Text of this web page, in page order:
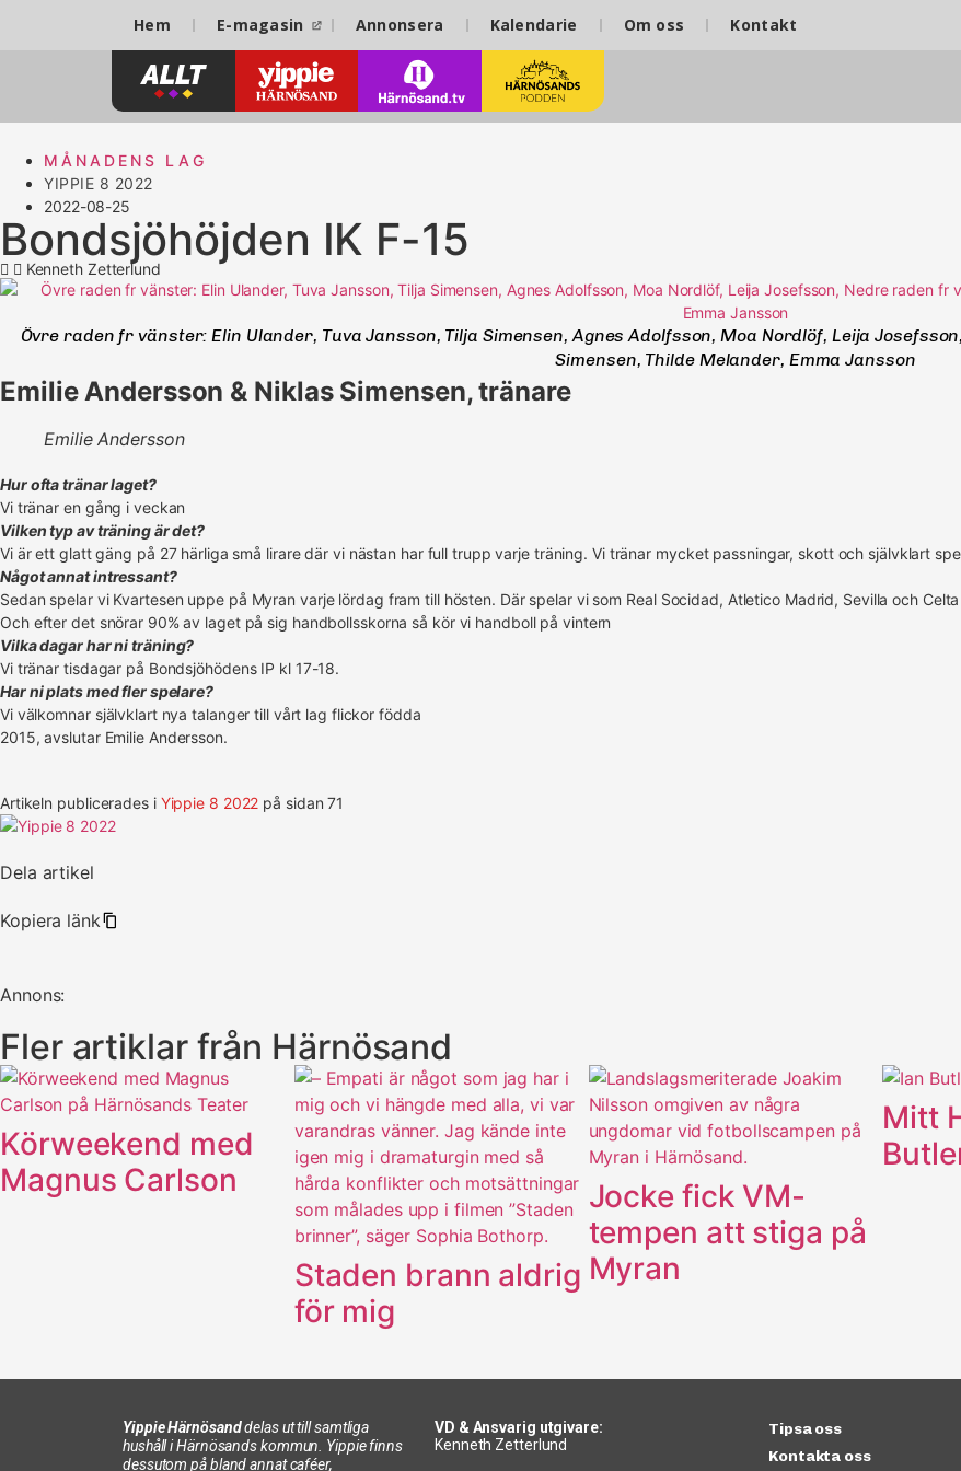
Hem E-magasin Annonsera Kalendarie Om oss Kontakt
MÅNADENS LAG
YIPPIE 8 2022
2022-08-25
Bondsjöhöjden IK F-15
Kenneth Zetterlund
Övre raden fr vänster: Elin Ulander, Tuva Jansson, Tilja Simensen, Agnes Adolfsson, Moa Nordlöf, Leija
Simensen, Thilde Melander, Emma Jansson
Emilie Andersson & Niklas Simensen, tränare
Emilie Andersson
Hur ofta tränar laget?
Vi tränar en gång i veckan
Vilken typ av träning är det?
Vi är ett glatt gäng på 27 härliga små lirare där vi nästan har full trupp varje träning. Vi tränar mycket passningar, skott och självklart
Något annat intressant?
Sedan spelar vi Kvartesen uppe på Myran varje lördag fram till hösten. Där spelar vi som Real Socidad, Atletico Madrid, Sevilla och
Och efter det snörar 90% av laget på sig handbollsskorna så kör vi handboll på vintern
Vilka dagar har ni träning?
Vi tränar tisdagar på Bondsjöhödens IP kl 17-18.
Har ni plats med fler spelare?
Vi välkomnar självklart nya talanger till vårt lag flickor födda
2015, avslutar Emilie Andersson.
Artikeln publicerades i Yippie 8 2022 på sidan 71
Dela artikel
Kopiera länk
Annons:
Fler artiklar från Härnösand
Körweekend med
Magnus Carlson
Staden brann aldrig
för mig
Jocke fick VM-
tempen att stiga på
Myran
Mitt
Yippie Härnösanddelas ut till samtliga
hushåll i Härnösands kommun. Yippie finns
dessutom på bland annat caféer,
VD & Ansvarig utgivare:
Kenneth Zetterlund
Tipsa oss
Kontakta oss